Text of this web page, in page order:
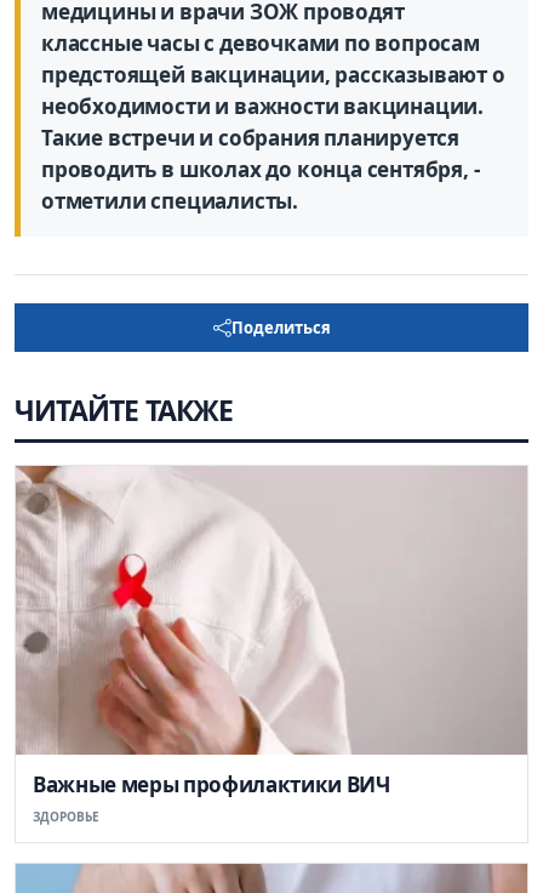
медицины и врачи ЗОЖ проводят
классные часы с девочками по вопросам
предстоящей вакцинации, рассказывают о
необходимости и важности вакцинации.
Такие встречи и собрания планируется
проводить в школах до конца сентября, -
отметили специалисты.
Поделиться
ЧИТАЙТЕ ТАКЖЕ
Важные меры профилактики ВИЧ
ЗДОРОВЬЕ